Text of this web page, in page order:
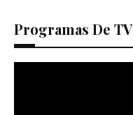
Programas De TV